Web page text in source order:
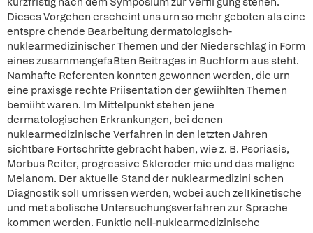
Dieses Vorgehen erscheint uns urn so mehr geboten als eine
entspre chende Bearbeitung dermatologisch-
nuklearmedizinischer Themen und der Niederschlag in Form
eines zusammengefaBten Beitrages in Buchform aus steht.
Namhafte Referenten konnten gewonnen werden, die urn
eine praxisge rechte Priisentation der gewiihlten Themen
bemiiht waren. Im Mittelpunkt stehen jene
dermatologischen Erkrankungen, bei denen
nuklearmedizinische Verfahren in den letzten Jahren
sichtbare Fortschritte gebracht haben, wie z. B. Psoriasis,
Morbus Reiter, progressive Skleroder mie und das maligne
Melanom. Der aktuelle Stand der nuklearmedizini schen
Diagnostik solI umrissen werden, wobei auch zelIkinetische
und met abolische Untersuchungsverfahren zur Sprache
kommen werden. Funktio nell-nuklearmedizinische